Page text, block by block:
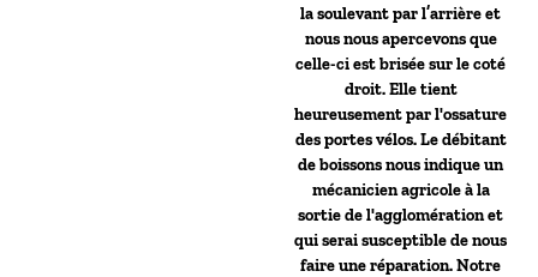
la soulevant par l’arrière et
nous nous apercevons que
celle-ci est brisée sur le coté
droit. Elle tient
heureusement par l'ossature
des portes vélos. Le débitant
de boissons nous indique un
mécanicien agricole à la
sortie de l'agglomération et
qui serai susceptible de nous
faire une réparation. Notre